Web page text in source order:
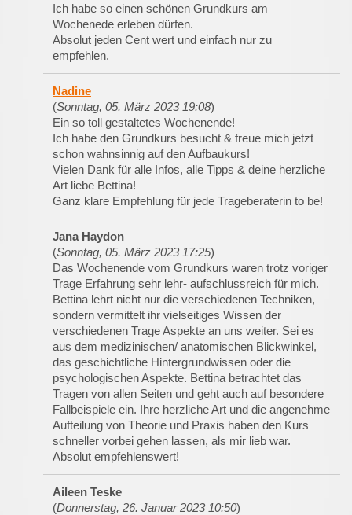
Ich habe so einen schönen Grundkurs am
Wochenede erleben dürfen.
Absolut jeden Cent wert und einfach nur zu
empfehlen.
Nadine
(Sonntag, 05. März 2023 19:08)
Ein so toll gestaltetes Wochenende!
Ich habe den Grundkurs besucht & freue mich jetzt
schon wahnsinnig auf den Aufbaukurs!
Vielen Dank für alle Infos, alle Tipps & deine herzliche
Art liebe Bettina!
Ganz klare Empfehlung für jede Trageberaterin to be!
Jana Haydon
(Sonntag, 05. März 2023 17:25)
Das Wochenende vom Grundkurs waren trotz voriger
Trage Erfahrung sehr lehr- aufschlussreich für mich.
Bettina lehrt nicht nur die verschiedenen Techniken,
sondern vermittelt ihr vielseitiges Wissen der
verschiedenen Trage Aspekte an uns weiter. Sei es
aus dem medizinischen/ anatomischen Blickwinkel,
das geschichtliche Hintergrundwissen oder die
psychologischen Aspekte. Bettina betrachtet das
Tragen von allen Seiten und geht auch auf besondere
Fallbeispiele ein. Ihre herzliche Art und die angenehme
Aufteilung von Theorie und Praxis haben den Kurs
schneller vorbei gehen lassen, als mir lieb war.
Absolut empfehlenswert!
Aileen Teske
(Donnerstag, 26. Januar 2023 10:50)